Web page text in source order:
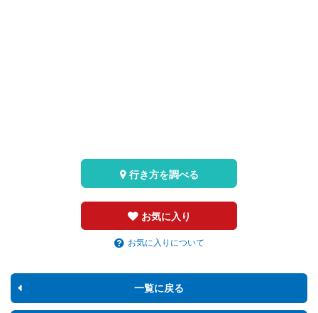
お気に入り
お気に入りについて
行き方を調べる
一覧に戻る